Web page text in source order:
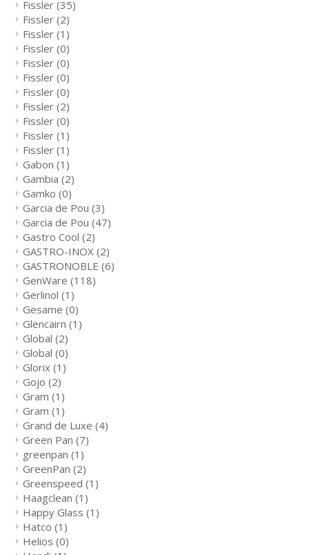
Fissler (35)
Fissler (2)
Fissler (1)
Fissler (0)
Fissler (0)
Fissler (0)
Fissler (0)
Fissler (2)
Fissler (0)
Fissler (1)
Fissler (1)
Gabon (1)
Gambia (2)
Gamko (0)
Garcia de Pou (3)
Garcia de Pou (47)
Gastro Cool (2)
GASTRO-INOX (2)
GASTRONOBLE (6)
GenWare (118)
Gerlinol (1)
Gesame (0)
Glencairn (1)
Global (2)
Global (0)
Glorix (1)
Gojo (2)
Gram (1)
Gram (1)
Grand de Luxe (4)
Green Pan (7)
greenpan (1)
GreenPan (2)
Greenspeed (1)
Haagclean (1)
Happy Glass (1)
Hatco (1)
Helios (0)